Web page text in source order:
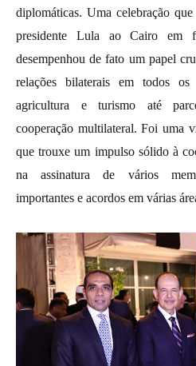
diplomáticas. Uma celebração
presidente Lula ao Cairo em
desempenhou de fato um papel
relações bilaterais em todos
agricultura e turismo até
cooperação multilateral. Foi uma
que trouxe um impulso sólido à
na assinatura de vários
importantes e acordos em várias